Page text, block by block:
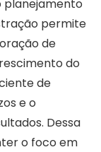
planejamento
permite
de
do
de
e o
Dessa
o foco em